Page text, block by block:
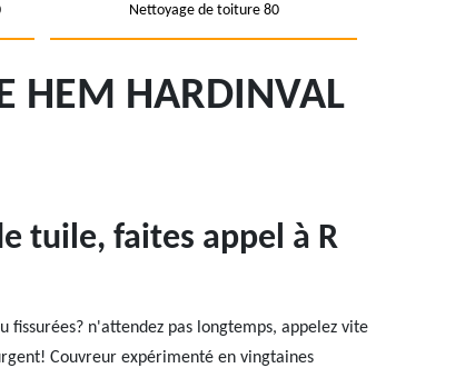
Nettoyage de toiture 80
HEM HARDINVAL
tuile, faites appel à R
fissurées? n'attendez pas longtemps, appelez vite
Couvreur expérimenté en vingtaines